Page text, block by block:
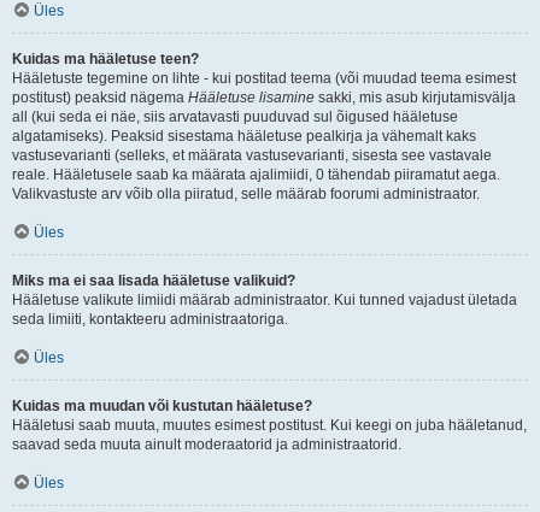
Üles
Kuidas ma hääletuse teen?
Hääletuste tegemine on lihte - kui postitad teema (või muudad teema esimest
postitust) peaksid nägema Hääletuse lisamine sakki, mis asub kirjutamisvälja
all (kui seda ei näe, siis arvatavasti puuduvad sul õigused hääletuse
algatamiseks). Peaksid sisestama hääletuse pealkirja ja vähemalt kaks
vastusevarianti (selleks, et määrata vastusevarianti, sisesta see vastavale
reale. Hääletusele saab ka määrata ajalimiidi, 0 tähendab piiramatut aega.
Valikvastuste arv võib olla piiratud, selle määrab foorumi administraator.
Üles
Miks ma ei saa lisada hääletuse valikuid?
Hääletuse valikute limiidi määrab administraator. Kui tunned vajadust ületada
seda limiiti, kontakteeru administraatoriga.
Üles
Kuidas ma muudan või kustutan hääletuse?
Hääletusi saab muuta, muutes esimest postitust. Kui keegi on juba hääletanud,
saavad seda muuta ainult moderaatorid ja administraatorid.
Üles